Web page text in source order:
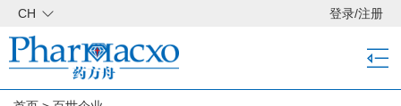
CH 登录/注册